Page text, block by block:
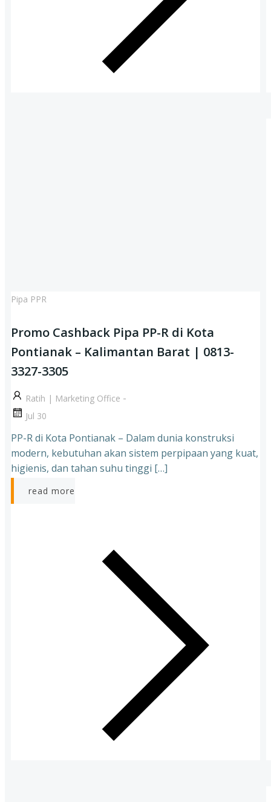
Pipa PPR
Promo Cashback Pipa PP-R di Kota
Pontianak – Kalimantan Barat | 0813-
3327-3305
Ratih | Marketing Office -
Jul 30
PP-R di Kota Pontianak – Dalam dunia konstruksi
modern, kebutuhan akan sistem perpipaan yang kuat,
higienis, dan tahan suhu tinggi […]
read more